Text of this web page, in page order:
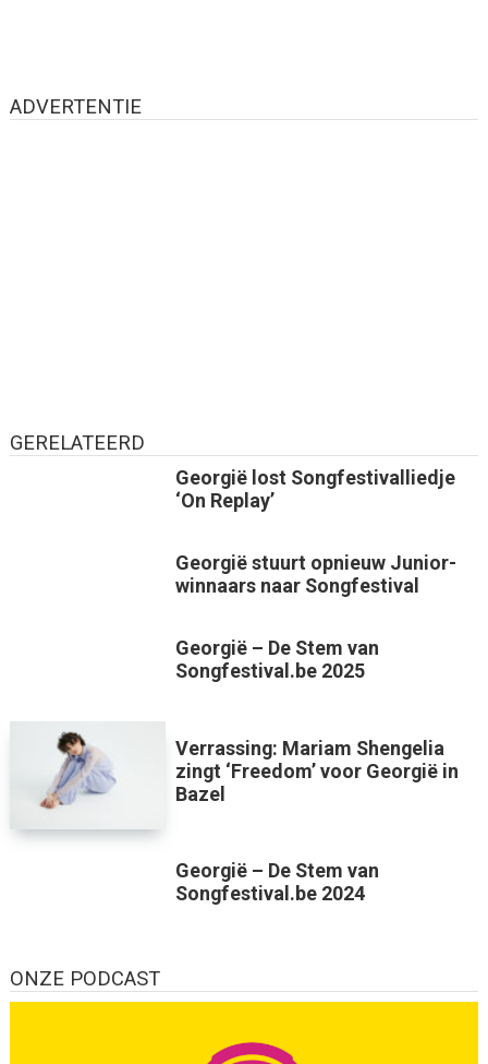
ADVERTENTIE
GERELATEERD
Georgië lost Songfestivalliedje
‘On Replay’
Georgië stuurt opnieuw Junior-
winnaars naar Songfestival
Georgië – De Stem van
Songfestival.be 2025
Verrassing: Mariam Shengelia
zingt ‘Freedom’ voor Georgië in
Bazel
Georgië – De Stem van
Songfestival.be 2024
ONZE PODCAST